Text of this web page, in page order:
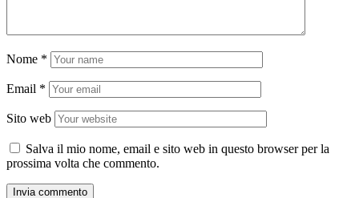
Nome *
Email *
Sito web
Salva il mio nome, email e sito web in questo browser per la
prossima volta che commento.